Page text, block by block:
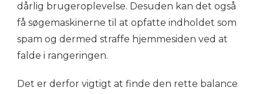
dårlig brugeroplevelse. Desuden kan det også
få søgemaskinerne til at opfatte indholdet som
spam og dermed straffe hjemmesiden ved at
falde i rangeringen.
Det er derfor vigtigt at finde den rette balance